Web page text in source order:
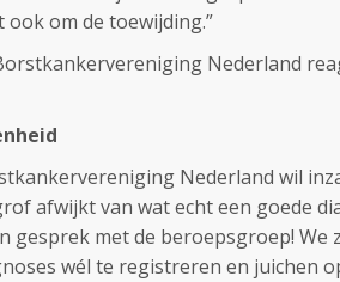
ook om de toewijding.”
Nederland
Nederland wil
afwijkt van wat echt een goede
gesprek met de beroepsgroep!
wél te registreren en juichen